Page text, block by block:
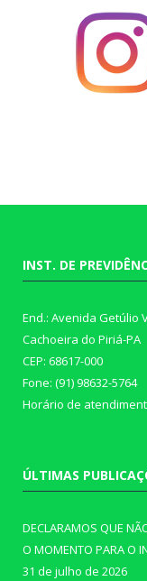
INST. DE
End.: Avenida Getúlio
Cachoeira do Piriá-PA
CEP: 68617-000
Fone: (91) 98632-5764
Horário de
ÚLTIMAS
DECLARAMOS QUE
O MOMENTO PARA O
31 de julho de 2026